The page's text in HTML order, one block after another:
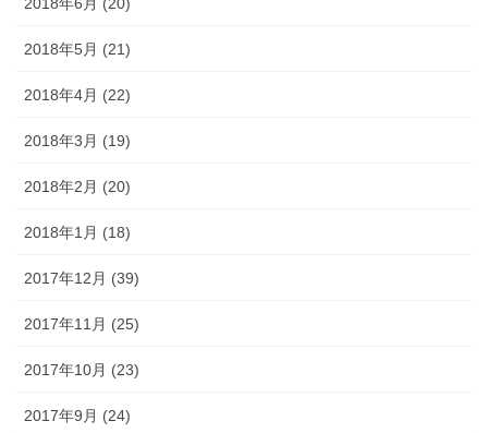
2018年5月 (21)
2018年4月 (22)
2018年3月 (19)
2018年2月 (20)
2018年1月 (18)
2017年12月 (39)
2017年11月 (25)
2017年10月 (23)
2017年9月 (24)